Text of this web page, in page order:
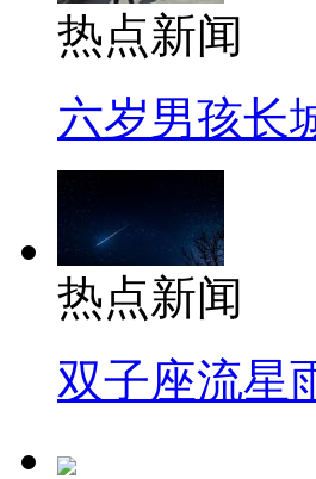
热点新闻
六岁男孩长
热点新闻
双子座流星